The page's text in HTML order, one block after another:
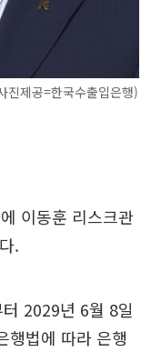
제공=한국수출입은행)
이동훈 리스크관
.
2029년 6월 8일
행법에 따라 은행